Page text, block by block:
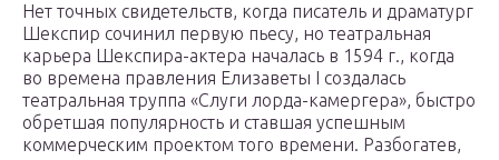
Нет точных свидетельств, когда писатель и драматург
Шекспир сочинил первую пьесу, но театральная
карьера Шекспира-актера началась в 1594 г., когда
во времена правления Елизаветы I создалась
театральная труппа «Слуги лорда-камергера», быстро
обретшая популярность и ставшая успешным
коммерческим проектом того времени. Разбогатев,